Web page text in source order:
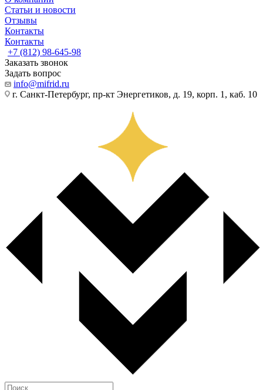
Статьи и новости
Отзывы
Контакты
Контакты
+7 (812) 98-645-98
Заказать звонок
Задать вопрос
info@mifrid.ru
г. Санкт-Петербург, пр-кт Энергетиков, д. 19, корп. 1, каб. 10